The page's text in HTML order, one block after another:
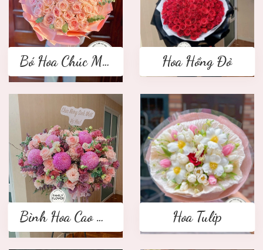
Bó Hoa Chúc Mừng Hoa Hồng Đỏ
Bình Hoa Cao Cấp Hoa Tulip